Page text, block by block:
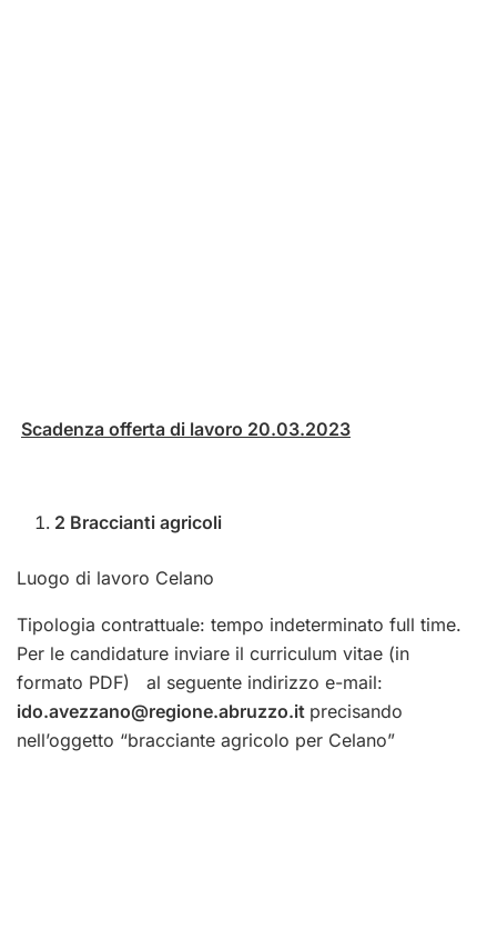
Scadenza offerta di lavoro 20.03.2023
2 Braccianti agricoli
Luogo di lavoro Celano
Tipologia contrattuale: tempo indeterminato full time.
Per le candidature inviare il curriculum vitae (in
formato PDF) al seguente indirizzo e-mail:
ido.avezzano@regione.abruzzo.it precisando
nell’oggetto “bracciante agricolo per Celano”